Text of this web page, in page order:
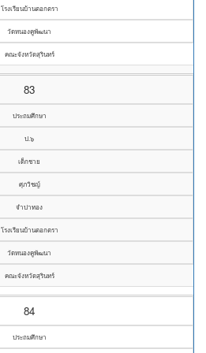
โรงเรียนบ้านตอกตรา
วัดหนองคูพัฒนา
คณะจังหวัดสุรินทร์
83
ประถมศึกษา
ป.๖
เด็กชาย
ศุภวิชญ์
จำปาทอง
โรงเรียนบ้านตอกตรา
วัดหนองคูพัฒนา
คณะจังหวัดสุรินทร์
84
ประถมศึกษา